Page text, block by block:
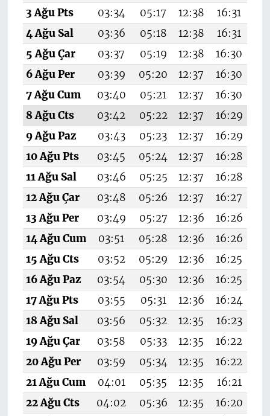
3 Ağu Pts
03:34 05:17 12:38 16:31
4 Ağu Sal
03:36 05:18 12:38 16:31
5 Ağu Çar
03:37 05:19 12:38 16:30
6 Ağu Per
03:39 05:20 12:37 16:30
7 Ağu Cum
03:40 05:21 12:37 16:30
8 Ağu Cts
03:42 05:22 12:37 16:29
9 Ağu Paz
03:43 05:23 12:37 16:29
10 Ağu Pts
03:45 05:24 12:37 16:28
11 Ağu Sal
03:46 05:25 12:37 16:28
12 Ağu Çar
03:48 05:26 12:37 16:27
13 Ağu Per
03:49 05:27 12:36 16:26
14 Ağu Cum
03:51 05:28 12:36 16:26
15 Ağu Cts
03:52 05:29 12:36 16:25
16 Ağu Paz
03:54 05:30 12:36 16:25
17 Ağu Pts
03:55 05:31 12:36 16:24
18 Ağu Sal
03:56 05:32 12:35 16:23
19 Ağu Çar
03:58 05:33 12:35 16:22
20 Ağu Per
03:59 05:34 12:35 16:22
21 Ağu Cum
04:01 05:35 12:35 16:21
22 Ağu Cts
04:02 05:36 12:35 16:20